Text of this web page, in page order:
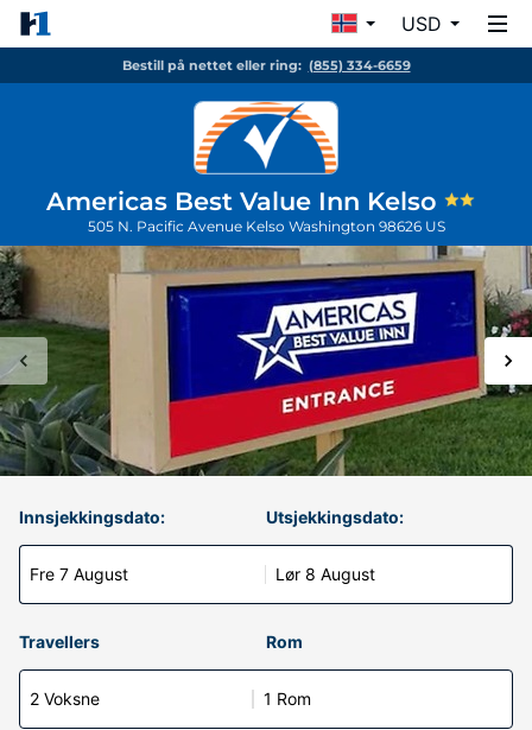
USD
Bestill på nettet eller ring: (855) 334-6659
Americas Best Value Inn Kelso
505 N. Pacific Avenue Kelso Washington 98626 US
Innsjekkingsdato:
Fre 7 August
Utsjekkingsdato:
Lør 8 August
Travellers Rom
2 Voksne 1 Rom